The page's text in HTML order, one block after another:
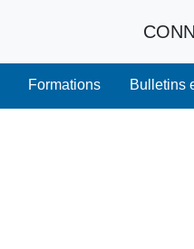
Formations Bulletins